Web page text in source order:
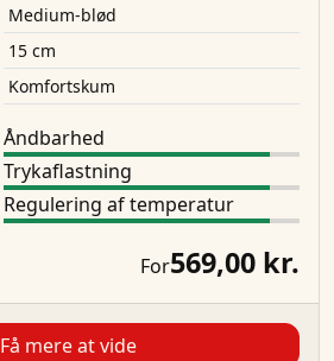
Medium-blød
15 cm
Komfortskum
Åndbarhed
Trykaflastning
Regulering af temperatur
For569,00 kr.
Få mere at vide